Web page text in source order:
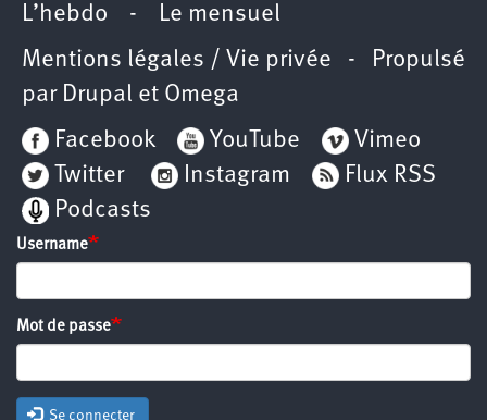
L’hebdo - Le mensuel
Mentions légales / Vie privée - Propulsé
par Drupal et Omega
Facebook
YouTube
Vimeo
Twitter
Instagram
Flux RSS
Podcasts
Username
Mot de passe
Se connecter